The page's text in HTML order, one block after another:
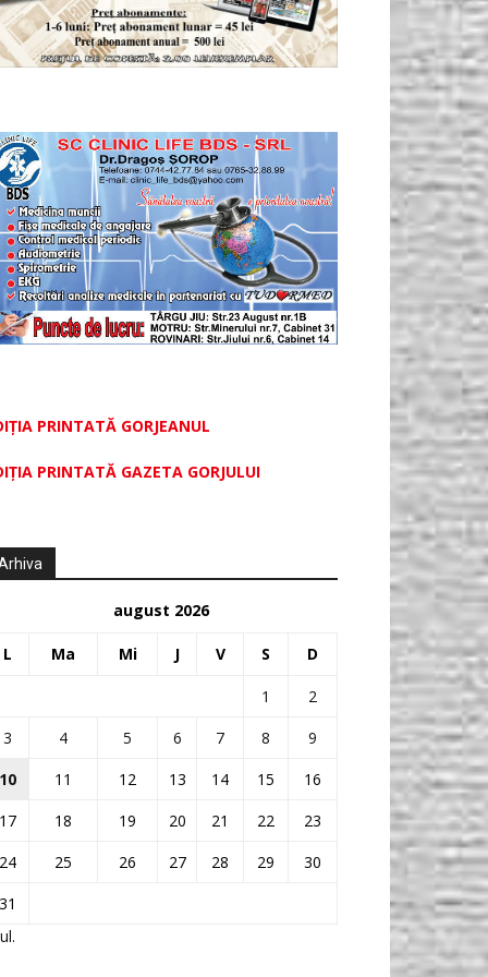
PRINTATĂ GORJEANUL
PRINTATĂ GAZETA GORJULUI
august 2026
L Ma Mi J V S D
1
2
3
4 5 6 7 8
9
11 12 13 14 15
16
18 19 20 21 22
23
25 26 27 28 29
30